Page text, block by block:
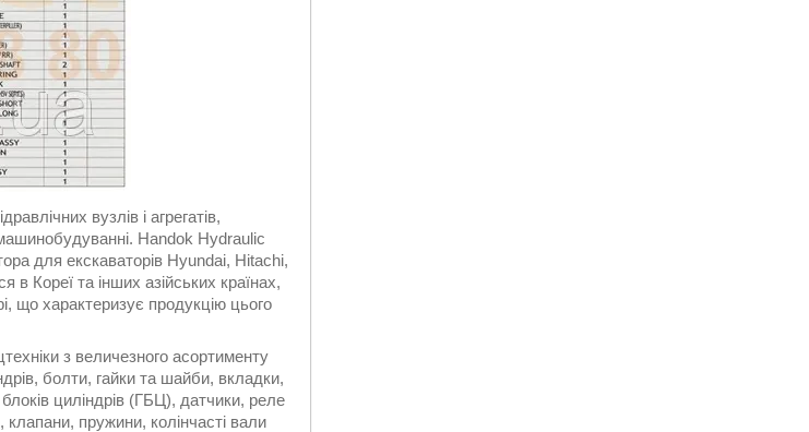
вузлів і агрегатів,
Handok Hydraulic
для екскаваторів Hyundai, Hitachi,
в Кореї та інших азійських країнах,
що характеризує продукцію цього
з величезного асортименту
болти, гайки та шайби, вкладки,
циліндрів (ГБЦ), датчики, реле
пружини, колінчасті вали